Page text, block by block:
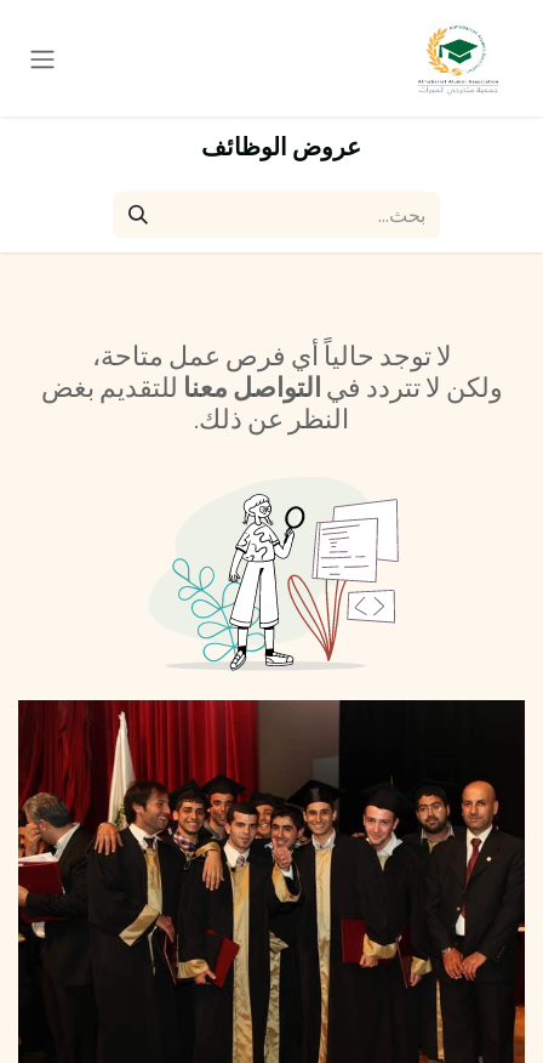
عروض الوظائف
لا توجد حالياً أي فرص عمل متاحة،
ولكن لا تتردد في التواصل معنا للتقديم بغض
النظر عن ذلك.